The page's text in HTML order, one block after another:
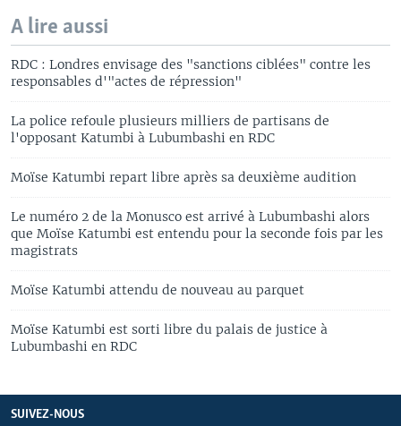
A lire aussi
RDC : Londres envisage des "sanctions ciblées" contre les
responsables d'"actes de répression"
La police refoule plusieurs milliers de partisans de
l'opposant Katumbi à Lubumbashi en RDC
Moïse Katumbi repart libre après sa deuxième audition
Le numéro 2 de la Monusco est arrivé à Lubumbashi alors
que Moïse Katumbi est entendu pour la seconde fois par les
magistrats
Moïse Katumbi attendu de nouveau au parquet
Moïse Katumbi est sorti libre du palais de justice à
Lubumbashi en RDC
SUIVEZ-NOUS